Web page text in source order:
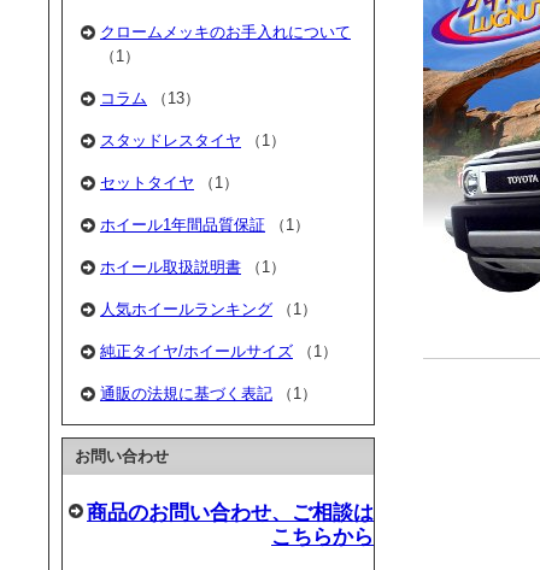
クロームメッキのお手入れについて
（1）
コラム （13）
スタッドレスタイヤ （1）
セットタイヤ （1）
ホイール1年間品質保証 （1）
ホイール取扱説明書 （1）
人気ホイールランキング （1）
純正タイヤ/ホイールサイズ （1）
通販の法規に基づく表記 （1）
お問い合わせ
商品のお問い合わせ、ご相談は
こちらから